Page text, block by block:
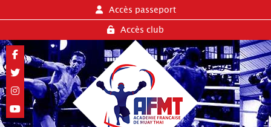
Accès passeport
Accès club